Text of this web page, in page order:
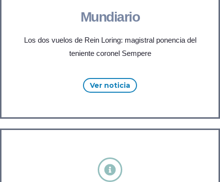
Mundiario
Los dos vuelos de Rein Loring: magistral ponencia del
teniente coronel Sempere
Ver noticia